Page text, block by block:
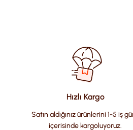
Ürün resmi kalitesiz, bozuk veya
Ürün açıklamasında eksik bilgiler
Ürün bilgilerinde hatalar bulunuyor.
Bu ürüne benzer farklı alternatifler
Hızlı Kargo
Satın aldığınız ürünlerini 1-5 iş
içerisinde kargoluyoruz.